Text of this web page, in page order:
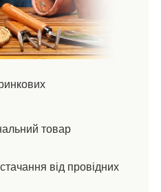
товар
від провідних